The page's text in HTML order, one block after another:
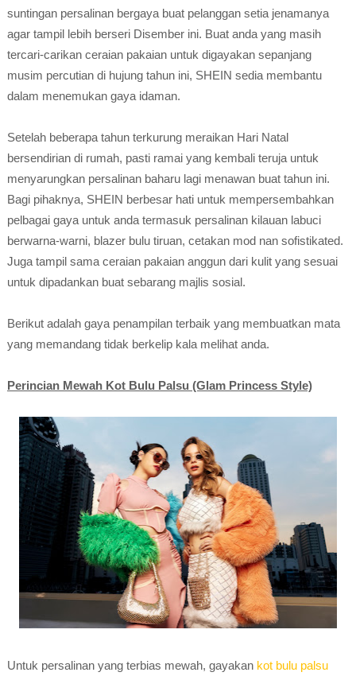
suntingan persalinan bergaya buat pelanggan setia jenamanya
agar tampil lebih berseri Disember ini. Buat anda yang masih
tercari-carikan ceraian pakaian untuk digayakan sepanjang
musim percutian di hujung tahun ini, SHEIN sedia membantu
dalam menemukan gaya idaman.
Setelah beberapa tahun terkurung meraikan Hari Natal
bersendirian di rumah, pasti ramai yang kembali teruja untuk
menyarungkan persalinan baharu lagi menawan buat tahun ini.
Bagi pihaknya, SHEIN berbesar hati untuk mempersembahkan
pelbagai gaya untuk anda termasuk persalinan kilauan labuci
berwarna-warni, blazer bulu tiruan, cetakan mod nan sofistikated.
Juga tampil sama ceraian pakaian anggun dari kulit yang sesuai
untuk dipadankan buat sebarang majlis sosial.
Berikut adalah gaya penampilan terbaik yang membuatkan mata
yang memandang tidak berkelip kala melihat anda.
Perincian Mewah Kot Bulu Palsu (Glam Princess Style)
Untuk persalinan yang terbias mewah, gayakan kot bulu palsu